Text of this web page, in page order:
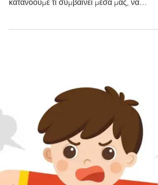
συναισθημάτων στην
ψυχοθεραπεία
αντιδρούμε σε καταστάσεις, να
προστατεύουμε τον εαυτό μας και να
συνδεόμαστε με τους άλλους. Το άγχος, ο
θυμός, η λύπη, η ντροπή ή η ενοχή δεν είναι
από μόνα τους «κακά» συναισθήματα. Είναι
σήματα που μας δίνουν πληροφορίες για τις
ανάγκες, τα όρια και τις σχέσεις μας.
υπάρχουν στιγμές που τα συναισθήματα
γίνονται πολύ έντονα ή δύσκολα ανεκτά.